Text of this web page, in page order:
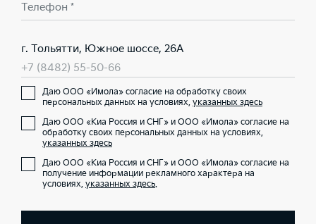
Телефон *
г. Тольятти, Южное шоссе, 26А
+7 (8482) 55-50-66
Даю ООО «Имола» согласие на обработку своих
персональных данных на условиях, указанных здесь
Даю ООО «Киа Россия и СНГ» и ООО «Имола» согласие на
обработку своих персональных данных на условиях,
указанных здесь
Даю ООО «Киа Россия и СНГ» и ООО «Имола» согласие на
получение информации рекламного характера на
условиях, указанных здесь.